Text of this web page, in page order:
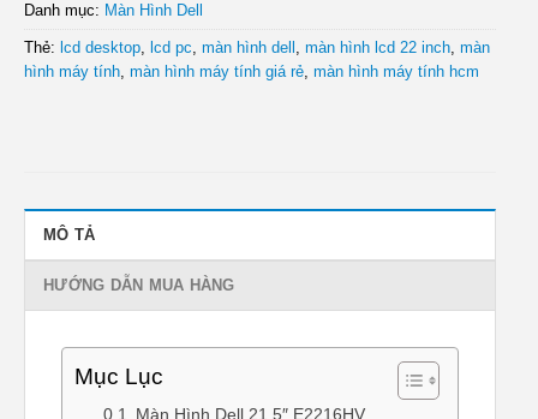
Danh mục: Màn Hình Dell
Thẻ: lcd desktop, lcd pc, màn hình dell , màn hình lcd 22 inch, màn
hình máy tính, màn hình máy tính giá rẻ, màn hình máy tính hcm
MÔ TẢ
HƯỚNG DẪN MUA HÀNG
Mục Lục
Màn Hình Dell 21.5″ E2216HV